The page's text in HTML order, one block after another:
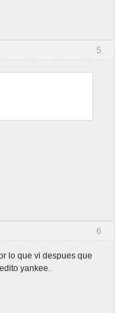
5
6
lo que vi despues que
yankee.